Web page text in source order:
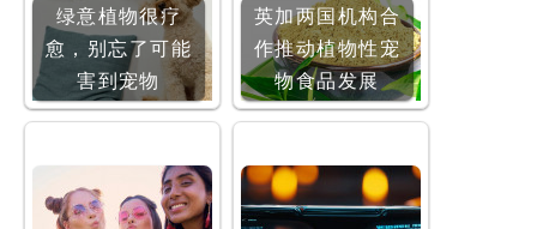
绿意植物很疗
愈，别忘了可能
害到宠物
英加两国机构合
作推动植物性宠
物食品发展